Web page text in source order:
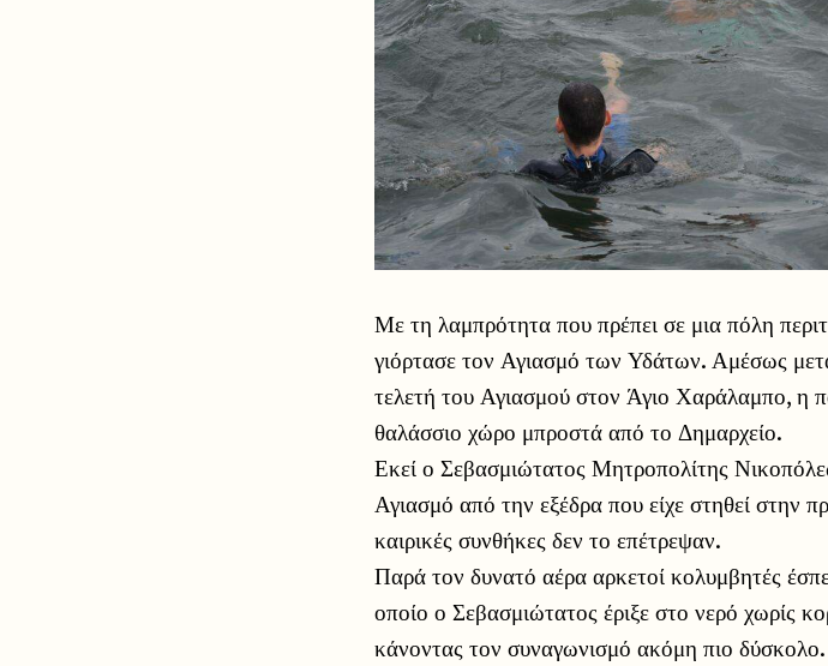
Με τη λαμπρότητα που πρέπει σε μια πόλη
γιόρτασε τον Αγιασμό των Υδάτων. Αμέσως
τελετή του Αγιασμού στον Άγιο Χαράλαμπο, η
θαλάσσιο χώρο μπροστά από το Δημαρχείο.
Εκεί ο Σεβασμιώτατος Μητροπολίτης
Αγιασμό από την εξέδρα που είχε στηθεί στην
καιρικές συνθήκες δεν το επέτρεψαν.
Παρά τον δυνατό αέρα αρκετοί κολυμβητές
οποίο ο Σεβασμιώτατος έριξε στο νερό χωρίς
κάνοντας τον συναγωνισμό ακόμη πιο δύσκολο.